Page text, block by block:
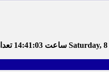
Saturday, ساعت 14:41:04